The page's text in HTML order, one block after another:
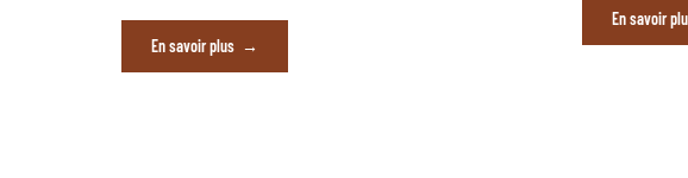
En savoir plus
En savoir